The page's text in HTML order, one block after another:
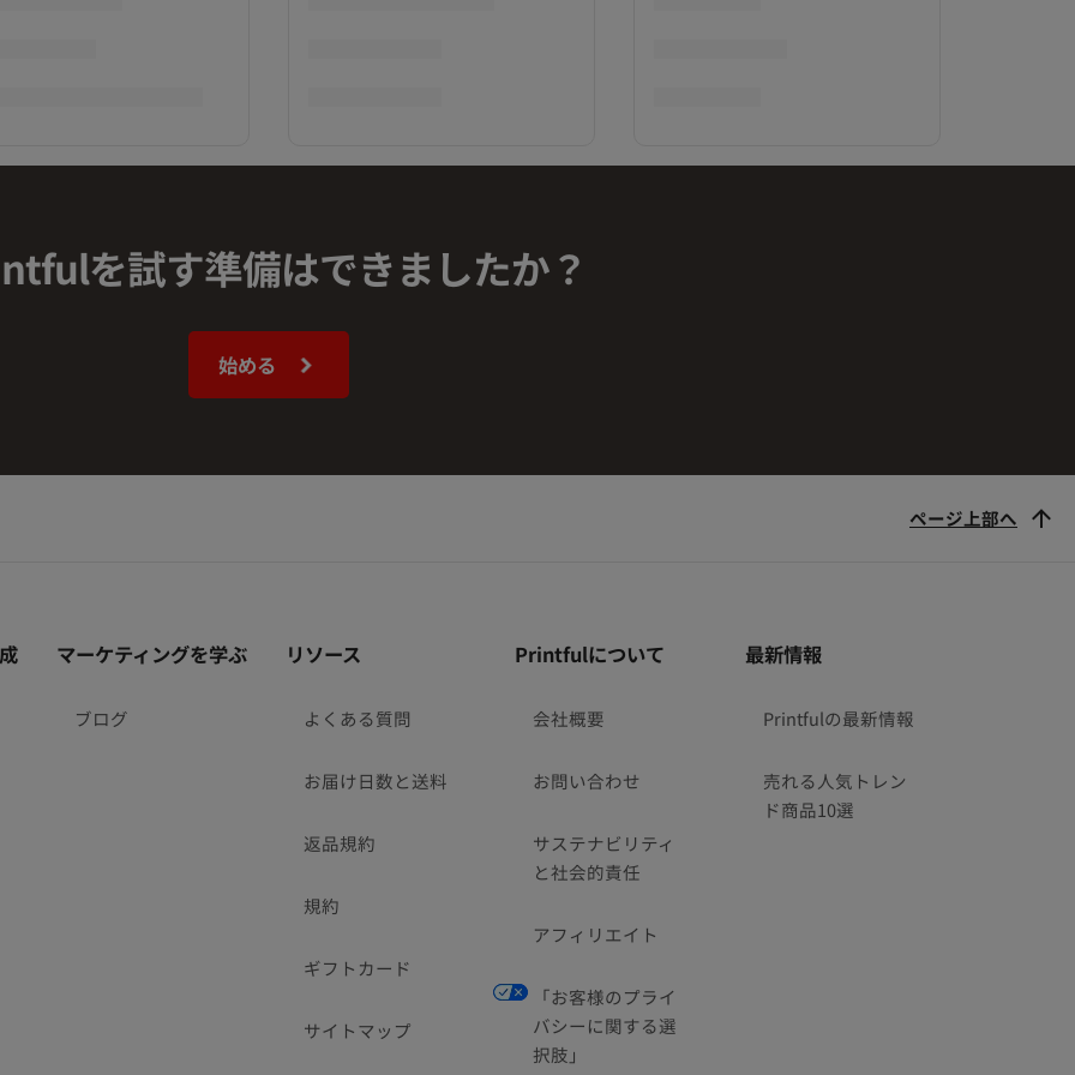
を試す準備はできましたか？
始める
ページ上部へ
マーケティングを学ぶ
ブログ
リソース
よくある質問
お届け日数と送料
返品規約
規約
ギフトカード
サイトマップ
Printfulについて
会社概要
お問い合わせ
サステナビリティ
と社会的責任
アフィリエイト
「お客様のプライ
バシーに関する選
択肢」
最新情報
Printfulの最新情報
売れる人気トレン
ド商品10選